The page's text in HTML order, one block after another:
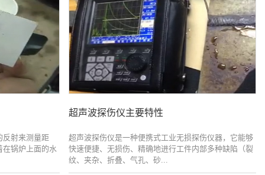
反射来测量距
在锅炉上面的水
超声波探伤仪主要特性
超声波探伤仪是一种便携式工业无损探伤仪器，它能够
快速便捷、无损伤、精确地进行工件内部多种缺陷（裂
纹、夹杂、折叠、气孔、砂...